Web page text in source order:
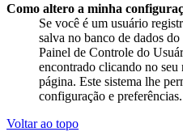
Como altero a minha
Se você é um usuário
salva no banco de dados
Painel de Controle do
encontrado clicando no
página. Este sistema lhe
configuração e preferências.
Voltar ao topo